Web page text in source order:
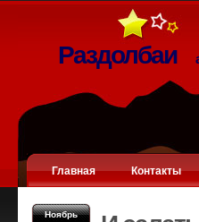
Раздолбаи
Главная Контакты
Ноябрь